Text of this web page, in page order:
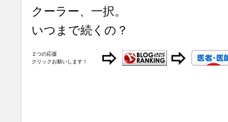
クーラー、一択。
いつまで続くの？
２つの応援
クリックお願いします！